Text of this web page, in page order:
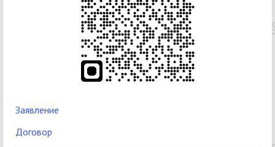
Заявление
Договор